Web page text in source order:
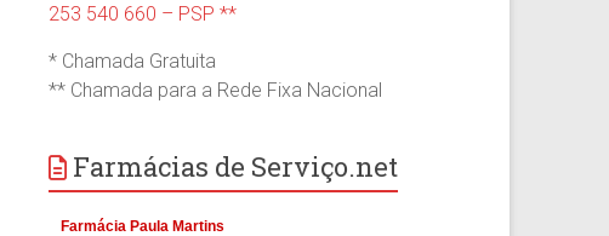
253 540 660 – PSP **
* Chamada Gratuita
** Chamada para a Rede Fixa Nacional
Farmácias de Serviço.net